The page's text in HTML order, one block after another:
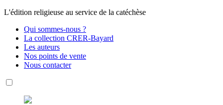
L'édition religieuse au service de la catéchèse
Qui sommes-nous ?
La collection CRER-Bayard
Les auteurs
Nos points de vente
Nous contacter